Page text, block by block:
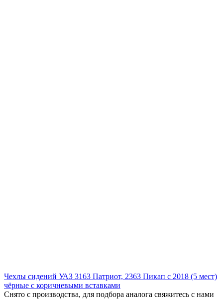
Чехлы сидений УАЗ 3163 Патриот, 2363 Пикап с 2018 (5 мест)
чёрные с коричневыми вставками
Снято с производства, для подбора аналога свяжитесь с нами